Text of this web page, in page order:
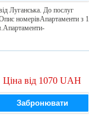
Луганська. До послуг
номерівАпартаменти з 1
Ціна від 1070 UAH
Забронювати